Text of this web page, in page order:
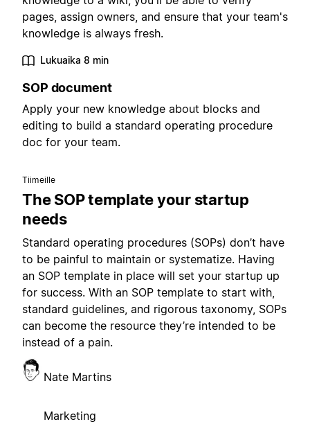
pages, assign owners, and ensure that your team's
knowledge is always fresh.
Lukuaika 8 min
SOP document
Apply your new knowledge about blocks and
editing to build a standard operating procedure
doc for your team.
Tiimeille
The SOP template your startup
needs
Standard operating procedures (SOPs) don’t have
to be painful to maintain or systematize. Having
an SOP template in place will set your startup up
for success. With an SOP template to start with,
standard guidelines, and rigorous taxonomy, SOPs
can become the resource they’re intended to be
instead of a pain.
Nate Martins
Marketing